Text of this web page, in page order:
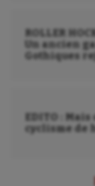
ROLLER
Un ancien
Gothiques
EDITO :
cyclisme de